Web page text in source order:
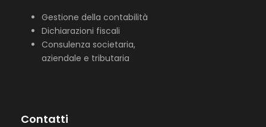
Gestione della contabilità
Dichiarazioni fiscali
Consulenza societaria,
aziendale e tributaria
Contatti